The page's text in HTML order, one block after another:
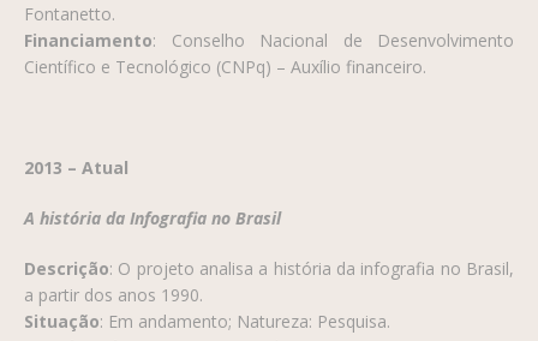
Fontanetto.
Financiamento: Conselho Nacional de Desenvolvimento
Científico e Tecnológico (CNPq) – Auxílio financeiro.
2013 – Atual
A história da Infografia no Brasil
Descrição: O projeto analisa a história da infografia no Brasil,
a partir dos anos 1990.
Situação: Em andamento; Natureza: Pesquisa.